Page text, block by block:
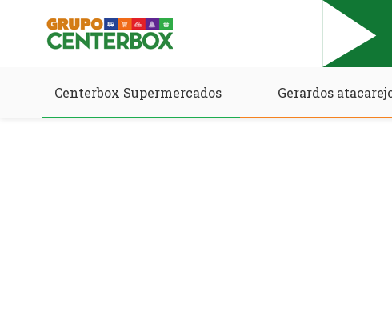
Centerbox Supermercados Gerardos